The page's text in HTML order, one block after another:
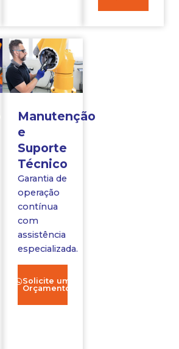
Manutenção
e
Suporte
Técnico
Garantia de
operação
contínua
com
assistência
especializada.
Solicite um
Orçamento